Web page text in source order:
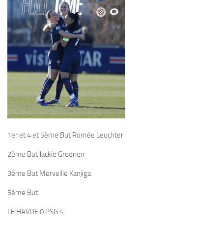
1er et 4 et 5ème But Romée Leuchter
2ème But Jackie Groenen
3ème But Merveille Kanjiga
5ème But
LE HAVRE 0 PSG 4